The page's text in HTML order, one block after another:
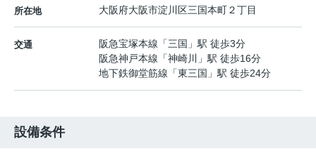
所在地 大阪府大阪市淀川区三国本町２丁目
交通 阪急宝塚本線 「三国 」駅 徒歩3分
阪急神戸本線 「神崎川
」駅 徒歩16分
地下鉄御堂筋線 「東三国 」駅 徒歩24分
設備条件